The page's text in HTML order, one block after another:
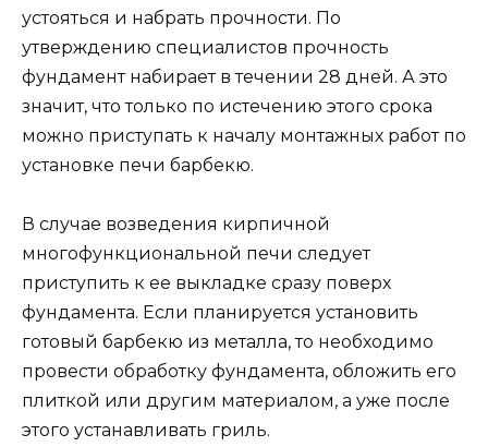
устояться и набрать прочности. По
утверждению специалистов прочность
фундамент набирает в течении 28 дней. А это
значит, что только по истечению этого срока
можно приступать к началу монтажных работ по
установке печи барбекю.
В случае возведения кирпичной
многофункциональной печи следует
приступить к ее выкладке сразу поверх
фундамента. Если планируется установить
готовый барбекю из металла, то необходимо
провести обработку фундамента, обложить его
плиткой или другим материалом, а уже после
этого устанавливать гриль.